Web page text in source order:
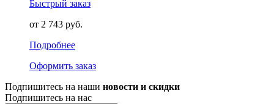
Быстрый заказ
от 2 743 руб.
Подробнее
Оформить заказ
Подпишитесь на наши новости и скидки
Подпишитесь на нас